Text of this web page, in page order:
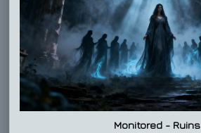
Monitored - Ruins